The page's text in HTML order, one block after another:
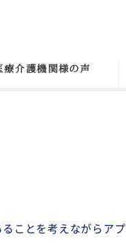
療介護機関様の声
ことを考えながらアプ